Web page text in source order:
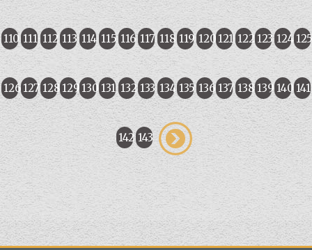
110 111 112 113 114 115 116 117 118 119 120121 122 123 124 125
126 127 128 129130 131 132 133 134 135 136 137 138 139 140 141
142 143